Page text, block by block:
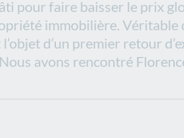
pour faire baisser le prix
immobilière.
d’un premier retour
avons rencontré